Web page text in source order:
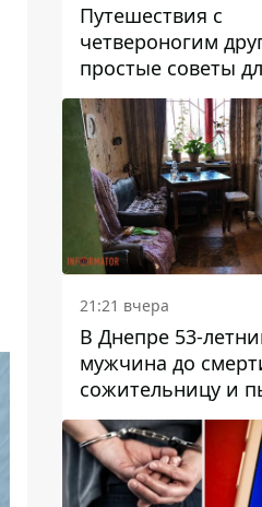
Путешествия с
четвероногим
простые советы
поездок с
21:21 вчера
В Днепре 53-
мужчина до
сожительницу и
скрыть
детали